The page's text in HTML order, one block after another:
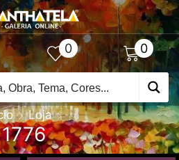
0 0
Loja
1776